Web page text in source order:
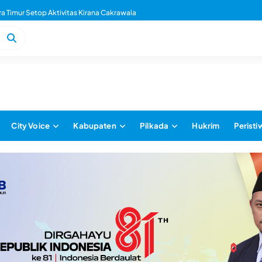
Timur Setop Aktivitas Kirana Cakrawala
City Voice Kabupaten Pilkada Hukrim